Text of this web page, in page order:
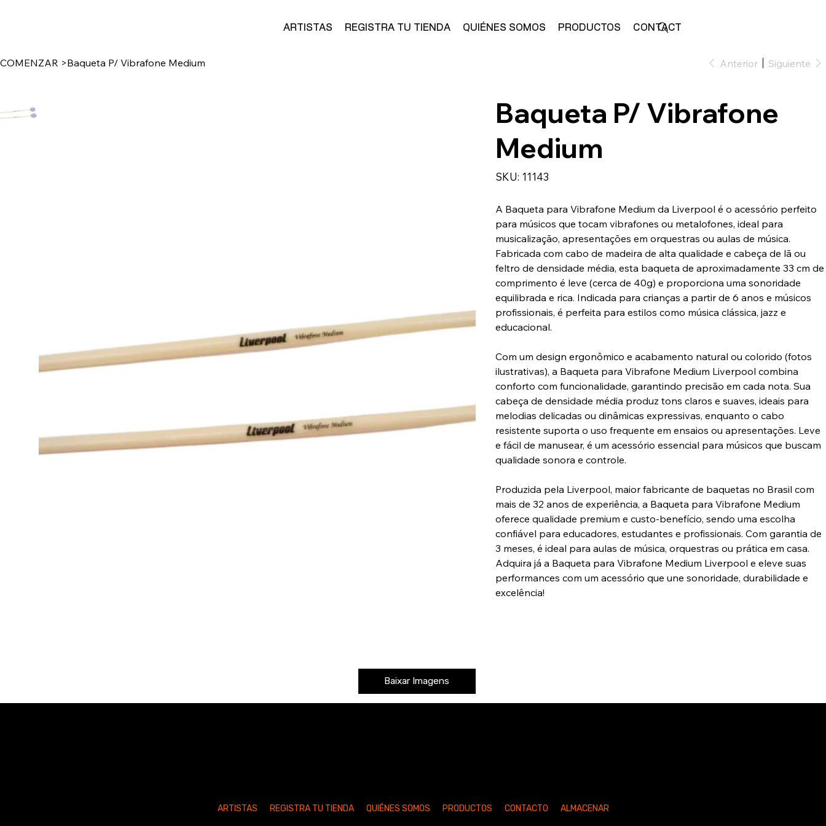
ARTISTAS REGISTRA TU TIENDA QUIÉNES SOMOS PRODUCTOS CONTACTO
COMENZAR >Baqueta P/ Vibrafone Medium Anterior Siguiente
Baqueta P/ Vibrafone
Medium
SKU: SKU
11143
11143
A Baqueta para Vibrafone Medium da Liverpool é o acessório perfeito
para músicos que tocam vibrafones ou metalofones, ideal para
musicalização, apresentações em orquestras ou aulas de música.
Fabricada com cabo de madeira de alta qualidade e cabeça de lã ou
feltro de densidade média, esta baqueta de aproximadamente 33 cm de
comprimento é leve (cerca de 40g) e proporciona uma sonoridade
equilibrada e rica. Indicada para crianças a partir de 6 anos e músicos
profissionais, é perfeita para estilos como música clássica, jazz e
educacional.
Com um design ergonômico e acabamento natural ou colorido (fotos
ilustrativas), a Baqueta para Vibrafone Medium Liverpool combina
conforto com funcionalidade, garantindo precisão em cada nota. Sua
cabeça de densidade média produz tons claros e suaves, ideais para
melodias delicadas ou dinâmicas expressivas, enquanto o cabo
resistente suporta o uso frequente em ensaios ou apresentações. Leve
e fácil de manusear, é um acessório essencial para músicos que buscam
qualidade sonora e controle.
Produzida pela Liverpool, maior fabricante de baquetas no Brasil com
mais de 32 anos de experiência, a Baqueta para Vibrafone Medium
oferece qualidade premium e custo-benefício, sendo uma escolha
confiável para educadores, estudantes e profissionais. Com garantia de
3 meses, é ideal para aulas de música, orquestras ou prática em casa.
Adquira já a Baqueta para Vibrafone Medium Liverpool e eleve suas
performances com um acessório que une sonoridade, durabilidade e
excelência!
Baixar Imagens
ARTISTAS REGISTRA TU TIENDA QUIÉNES SOMOS PRODUCTOS CONTACTO ALMACENAR